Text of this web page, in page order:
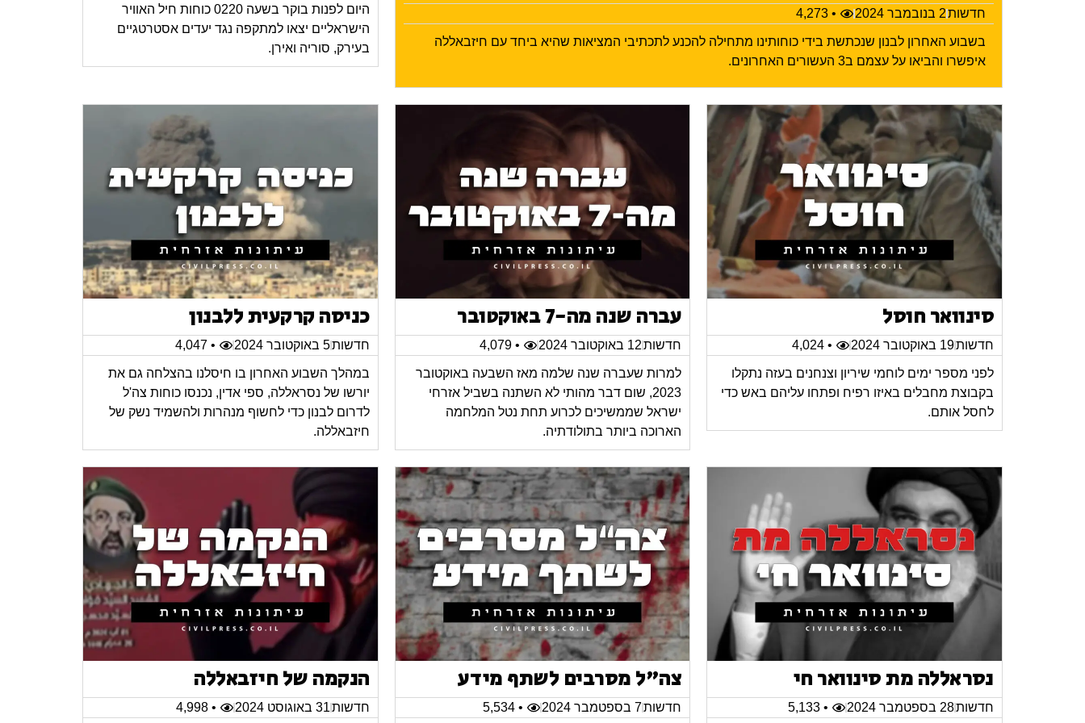
חדשות2 בנובמבר 2024 • 4,273
בשבוע האחרון לבנון שנכתשת בידי כוחותינו מתחילה להכנע לתכתיבי המציאות שהיא ביחד עם חיזבאללה
איפשרו והביאו על עצמם ב3 העשורים האחרונים.
היום לפנות בוקר בשעה 0220 כוחות חיל האוויר
הישראליים יצאו למתקפה נגד יעדים אסטרטגיים
בעירק, סוריה ואירן.
סינוואר חוסל
חדשות19 באוקטובר 2024 • 4,024
לפני מספר ימים לוחמי שיריון וצנחנים בעזה נתקלו
בקבוצת מחבלים באיזו רפיח ופתחו עליהם באש כדי
לחסל אותם.
עברה שנה מה-7 באוקטובר
חדשות12 באוקטובר 2024 • 4,079
למרות שעברה שנה שלמה מאז השבעה באוקטובר
2023, שום דבר מהותי לא השתנה בשביל אזרחי
ישראל שממשיכים לכרוע תחת נטל המלחמה
הארוכה ביותר בתולודתיה.
כניסה קרקעית ללבנון
חדשות5 באוקטובר 2024 • 4,047
במהלך השבוע האחרון בו חיסלנו בהצלחה גם את
יורשו של נסראללה, ספי אדין, נכנסו כוחות צה'ל
לדרום לבנון כדי לחשוף מנהרות ולהשמיד נשק של
חיזבאללה.
נסראללה מת סינוואר חי
חדשות28 בספטמבר 2024 • 5,133
צה"ל מסרבים לשתף מידע
חדשות7 בספטמבר 2024 • 5,534
הנקמה של חיזבאללה
חדשות31 באוגוסט 2024 • 4,998